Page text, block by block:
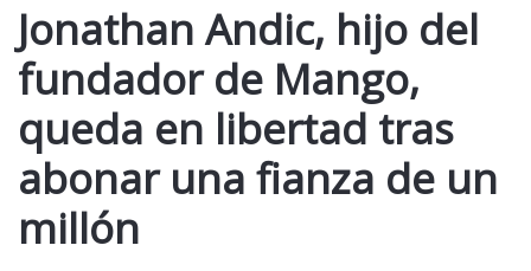
Jonathan Andic, hijo del
fundador de Mango,
queda en libertad tras
abonar una fianza de un
millón